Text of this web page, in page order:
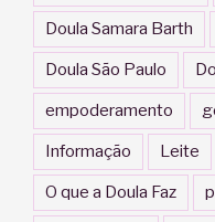
Doula Samara Barth
Doula São Paulo
empoderamento
Informação Leite
O que a Doula Faz